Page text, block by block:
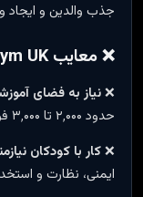
جذب والدین و ایجاد
❌ معایب The Little Gym UK
❌نیاز به فضای
حدود ۲٬۰۰۰ تا ۳٬۰۰۰ فوت مربع.
❌کار با کودکان
ایمنی، نظارت و